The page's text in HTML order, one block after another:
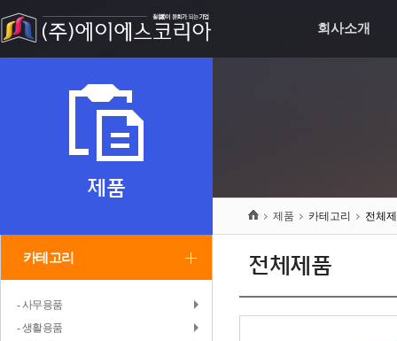
회사소개
제품
카테고리
- 사무용품
- 생활용품
제품 카테고리 전체
전체제품